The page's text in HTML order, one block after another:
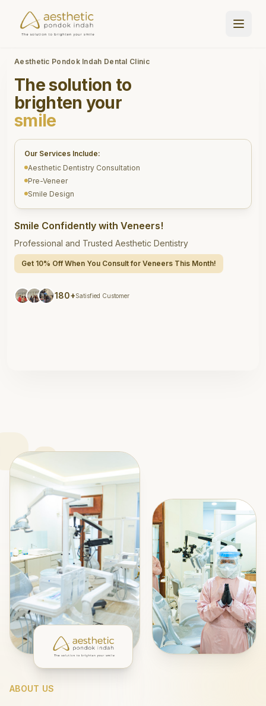
Aesthetic Pondok Indah Dental Clinic
The solution to
brighten your
smile
Our Services Include:
Aesthetic Dentistry Consultation
Pre-Veneer
Smile Design
Smile Confidently with Veneers!
Professional and Trusted Aesthetic Dentistry
Get 10% Off When You Consult for Veneers This Month!
180+Satisfied Customer
ABOUT US